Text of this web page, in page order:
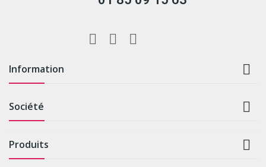
Information 
Société 
Produits 